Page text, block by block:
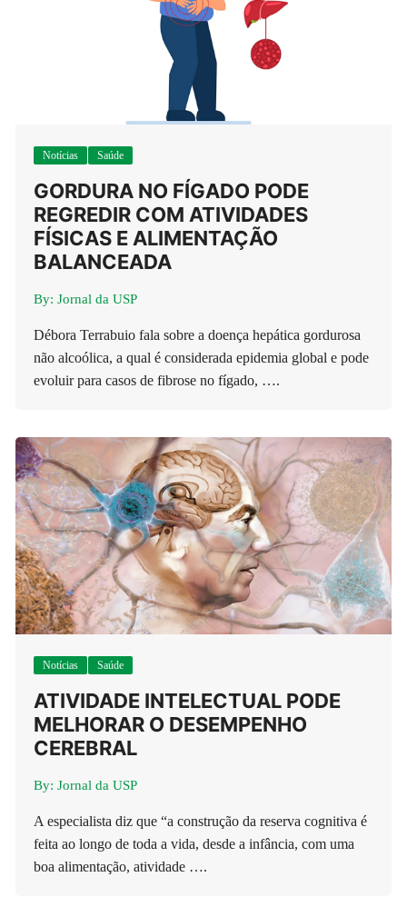
Notícias Saúde
GORDURA NO FÍGADO PODE
REGREDIR COM ATIVIDADES
FÍSICAS E ALIMENTAÇÃO
BALANCEADA
By: Jornal da USP
Débora Terrabuio fala sobre a doença hepática gordurosa
não alcoólica, a qual é considerada epidemia global e pode
evoluir para casos de fibrose no fígado, ….
Notícias Saúde
ATIVIDADE INTELECTUAL PODE
MELHORAR O DESEMPENHO
CEREBRAL
By: Jornal da USP
A especialista diz que “a construção da reserva cognitiva é
feita ao longo de toda a vida, desde a infância, com uma
boa alimentação, atividade ….